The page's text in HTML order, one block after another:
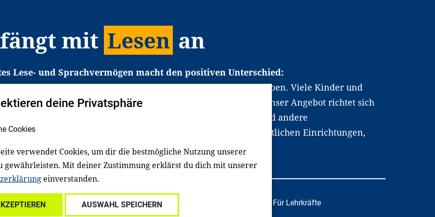
mit Lesen an
Lese- und Sprachvermögen macht den positiven Unterschied:
den Zugang zu Bildung und einem erfolgreichen Berufsleben. Viele Kinder und
in Deutschland haben aber große Schwierigkeiten dabei. Unser Angebot richtet sich
gezielt an Familien sowie an Erzieher*innen, Lehrer*innen und andere
Dafür arbeiten wir eng mit Ministerien, wissenschaftlichen Einrichtungen,
Unternehmen und anderen Stiftungen zusammen.
Über uns Spenden Für Familien
Für Lehrkräfte
deine Privatsphäre
Cookies
verwendet Cookies, um dir die bestmögliche Nutzung unserer
gewährleisten. Mit deiner Zustimmung erklärst du dich mit unserer
einverstanden.
AUSWAHL SPEICHERN